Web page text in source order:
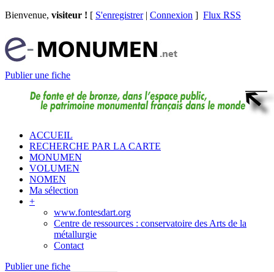
Bienvenue, visiteur ! [ S'enregistrer| Connexion ] Flux RSS
Publier une fiche
ACCUEIL
RECHERCHE PAR LA CARTE
MONUMEN
VOLUMEN
NOMEN
Ma sélection
+
www.fontesdart.org
Centre de ressources : conservatoire des Arts de la
métallurgie
Contact
Publier une fiche